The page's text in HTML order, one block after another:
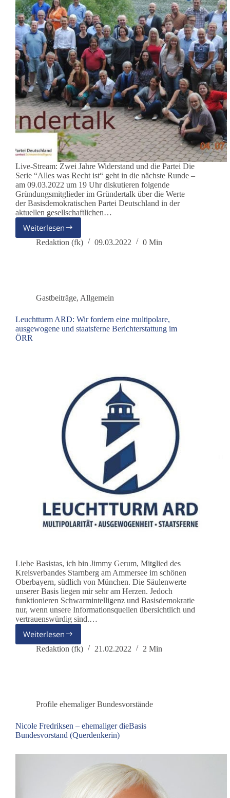
Live-Stream: Zwei Jahre Widerstand und die Partei Die
Serie “Alles was Recht ist“ geht in die nächste Runde –
am 09.03.2022 um 19 Uhr diskutieren folgende
Gründungsmitglieder im Gründertalk über die Werte
der Basisdemokratischen Partei Deutschland in der
aktuellen gesellschaftlichen…
WeiterlesenGründertalk:
Alles
Redaktion (fk) 09.03.2022 0 Min
Gastbeiträge, Allgemein
Leuchtturm ARD: Wir fordern eine multipolare,
ausgewogene und staatsferne Berichterstattung im
ÖRR
Liebe Basistas, ich bin Jimmy Gerum, Mitglied des
Kreisverbandes Starnberg am Ammersee im schönen
Oberbayern, südlich von München. Die Säulenwerte
unserer Basis liegen mir sehr am Herzen. Jedoch
funktionieren Schwarmintelligenz und Basisdemokratie
nur, wenn unsere Informationsquellen übersichtlich und
vertrauenswürdig sind.…
WeiterlesenLeuchtturm
ARD:
ausgewogene
und
staatsferne
Berichterstattung
im
ÖRR
Redaktion (fk) 21.02.2022 2 Min
Profile ehemaliger Bundesvorstände
Nicole Fredriksen – ehemaliger dieBasis
Bundesvorstand (Querdenkerin)